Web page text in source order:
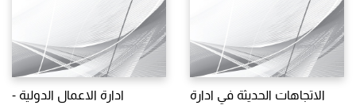
ادارة الاعمال الدولية -
الاتجاهات الحديثة في ادارة